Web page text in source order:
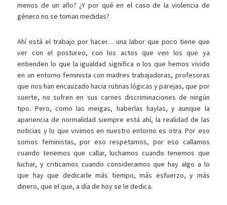
menos de un año? ¿Y por qué en el caso de la violencia de
género no se toman medidas?
Ahí está el trabajo por hacer… una labor que poco tiene que
ver con el postureo, con los actos que ven los que ya
entienden lo que la igualdad significa o los que hemos vivido
en un entorno feminista con madres trabajadoras, profesoras
que nos han encauzado hacia rutinas lógicas y parejas, que por
suerte, no sufren en sus carnes discriminaciones de ningún
tipo. Pero, como las meigas, haberlas haylas, y aunque la
apariencia de normalidad siempre está ahí, la realidad de las
noticias y lo que vivimos en nuestro entorno es otra. Por eso
somos feministas, por eso respetamos, por eso callamos
cuando tenemos que callar, luchamos cuando tenemos que
luchar, y criticamos cuando consideramos que hay algo a lo
que hay que dedicarle más tiempo, más esfuerzo, y más
dinero, que el que, a día de hoy se le dedica.